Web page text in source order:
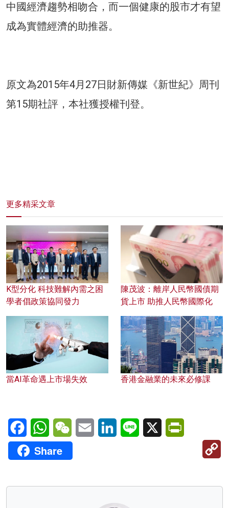
中國經濟趨勢相吻合，而一個健康的股市才有望
成為實體經濟的助推器。
原文為2015年4月27日財新傳媒《新世紀》周刊
第15期社評，本社獲授權刊登。
更多精采文章
K型分化 科技難解內需之困
學者倡政策協同發力
陳茂波：離岸人民幣國債期
貨上市 助推人民幣國際化
當AI革命遇上市場失效 香港金融業的未來必修課
FacebookWhatsAppWeChatEmail LinkedInLine X
Share